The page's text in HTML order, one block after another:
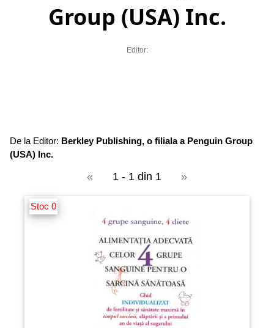
Group (USA) Inc.
Editor:
De la Editor: Berkley Publishing, o filiala a Penguin Group
(USA) Inc.
« 1 - 1 din 1 »
Stoc 0